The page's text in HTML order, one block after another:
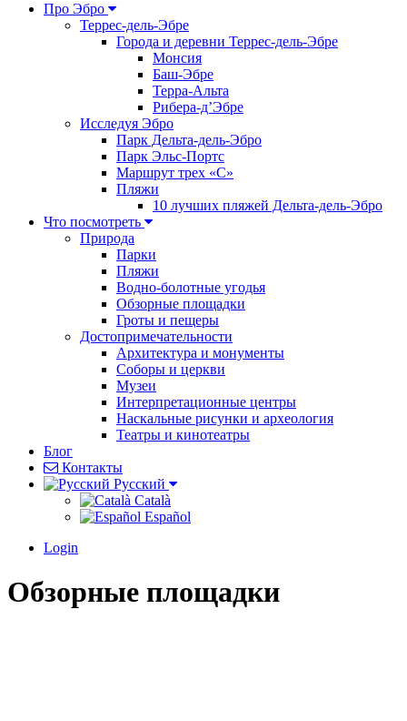
Про Эбро
Террес-дель-Эбре
Города и деревни Террес-дель-Эбре
Монсия
Баш-Эбре
Терра-Альта
Рибера-д’Эбре
Исследуя Эбро
Парк Дельта-дель-Эбро
Парк Эльс-Портс
Маршрут трех «С»
Пляжи
10 лучших пляжей Дельта-дель-Эбро
Что посмотреть
Природа
Парки
Пляжи
Водно-болотные угодья
Обзорные площадки
Гроты и пещеры
Достопримечательности
Архитектура и монументы
Соборы и церкви
Музеи
Интерпретационные центры
Наскальные рисунки и археология
Театры и кинотеатры
Блог
Контакты
Pусский
Català
Español
Login
Обзорные площадки